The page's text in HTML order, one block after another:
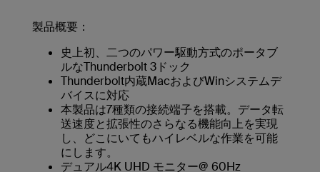
製品概要：
史上初、二つのパワー駆動方式のポータブ
ルなThunderbolt 3ドック
Thunderbolt内蔵MacおよびWinシステムデ
バイスに対応
本製品は7種類の接続端子を搭載。データ転
送速度と拡張性のさらなる機能向上を実現
し、どこにいてもハイレベルな作業を可能
にします。
デュアル4K UHD モニター@ 60Hz